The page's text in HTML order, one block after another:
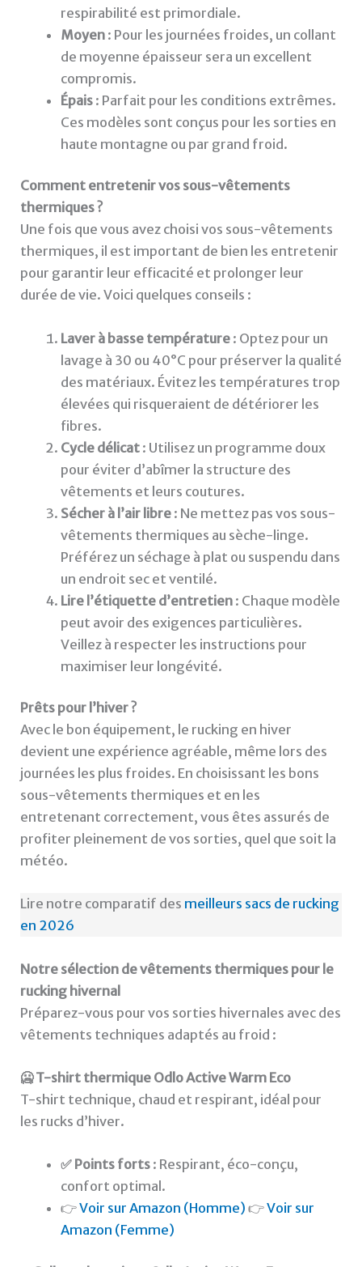
respirabilité est primordiale.
Moyen: Pour les journées froides, un collant
de moyenne épaisseur sera un excellent
compromis.
Épais: Parfait pour les conditions extrêmes.
Ces modèles sont conçus pour les sorties en
haute montagne ou par grand froid.
Comment entretenir vos sous-vêtements
thermiques ?
Une fois que vous avez choisi vos sous-vêtements
thermiques, il est important de bien les entretenir
pour garantir leur efficacité et prolonger leur
durée de vie. Voici quelques conseils :
Laver à basse température: Optez pour un
lavage à 30 ou 40°C pour préserver la qualité
des matériaux. Évitez les températures trop
élevées qui risqueraient de détériorer les
fibres.
Cycle délicat: Utilisez un programme doux
pour éviter d’abîmer la structure des
vêtements et leurs coutures.
Sécher à l’air libre: Ne mettez pas vos sous-
vêtements thermiques au sèche-linge.
Préférez un séchage à plat ou suspendu dans
un endroit sec et ventilé.
Lire l’étiquette d’entretien: Chaque modèle
peut avoir des exigences particulières.
Veillez à respecter les instructions pour
maximiser leur longévité.
Prêts pour l’hiver ?
Avec le bon équipement, le rucking en hiver
devient une expérience agréable, même lors des
journées les plus froides. En choisissant les bons
sous-vêtements thermiques et en les
entretenant correctement, vous êtes assurés de
profiter pleinement de vos sorties, quel que soit la
météo.
Lire notre comparatif des meilleurs sacs de rucking
en 2026
Notre sélection de vêtements thermiques pour le
rucking hivernal
Préparez-vous pour vos sorties hivernales avec des
vêtements techniques adaptés au froid :
🥶 T-shirt thermique Odlo Active Warm Eco
T-shirt technique, chaud et respirant, idéal pour
les rucks d’hiver.
✅ Points forts: Respirant, éco-conçu,
confort optimal.
👉Voir sur Amazon (Homme) 👉Voir sur
Amazon (Femme)